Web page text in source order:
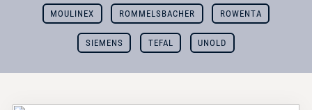
MOULINEX ROMMELSBACHER ROWENTA
SIEMENS TEFAL UNOLD